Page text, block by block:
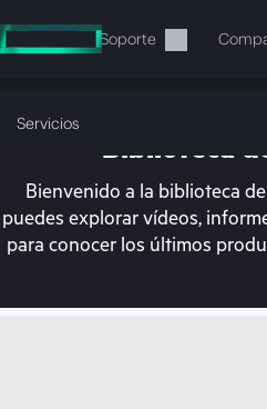
al
contenido
Soporte
Servicios
En estos
Biblioteca
Bienvenido a la biblioteca
puedes explorar vídeos,
para conocer los últimos